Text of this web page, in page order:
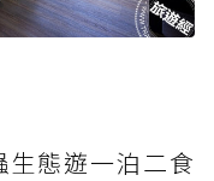
態遊一泊二食